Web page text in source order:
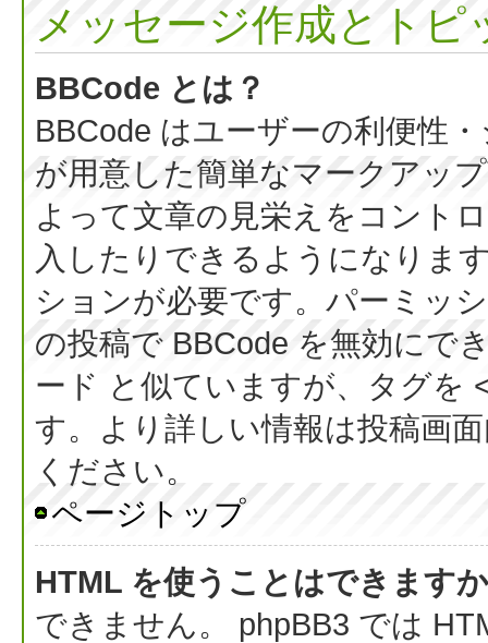
メッセージ作成とトピ
BBCode とは？
BBCode はユーザーの利便性
が用意した簡単なマークアッ
よって文章の見栄えをコント
入したりできるようになりま
ションが必要です。パーミッ
の投稿で BBCode を無効にで
ード と似ていますが、タグを
す。より詳しい情報は投稿画
ください。
ページトップ
HTML を使うことはできます
できません。 phpBB3 では